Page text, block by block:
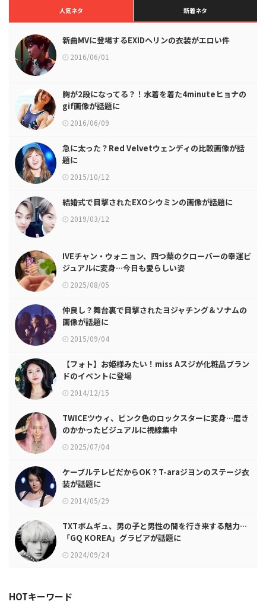
人気ネタ 新着ネタ
新曲MVに登場するEXIDヘリンの衣装がエロい件
2016/06/01
胸が2段になってる？！水着を着た4minuteヒョナの
gif画像が話題に
2016/06/09
急に太った？Red Velvetウェンディの比較画像が話
題に
2015/10/12
結婚式で目撃されたEXOシウミンの画像が話題に
2019/03/12
IVEチャン・ウォニョン、四つ葉のクローバーの幸運ビ
ジュアルに変身…今日も愛らしい姿
2025/08/05
仲良し？舞台裏で目撃されたヨジャチング＆ソナムの
画像が話題に
2015/09/04
【フォト】お姫様みたい！miss Aスジが化粧品ブラン
ドのイベントに登場
2014/12/15
TWICEツウィ、ピンク色のロックスターに変身…磨き
のかかったビジュアルに視線集中
2025/07/04
ケーブルテレビだからOK？T-araジヨンのステージ衣
装が話題に
2014/05/29
TXTボムギュ、男の子と男性の間を行き来する魅力…
「GQ KOREA」グラビアが話題に
2024/09/24
HOTキーワード